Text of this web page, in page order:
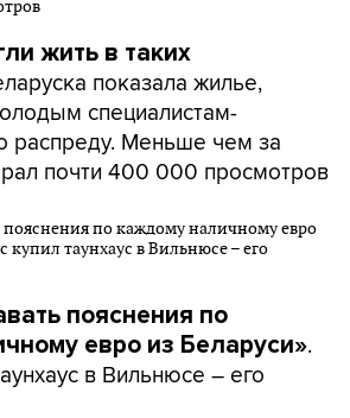
жить в таких
показала жилье,
специалистам-
распреду. Меньше чем за
почти 400 000 просмотров
пояснения по
евро из Беларуси».
в Вильнюсе – его